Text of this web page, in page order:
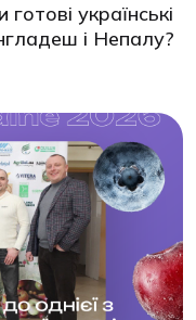
українські
і Непалу?